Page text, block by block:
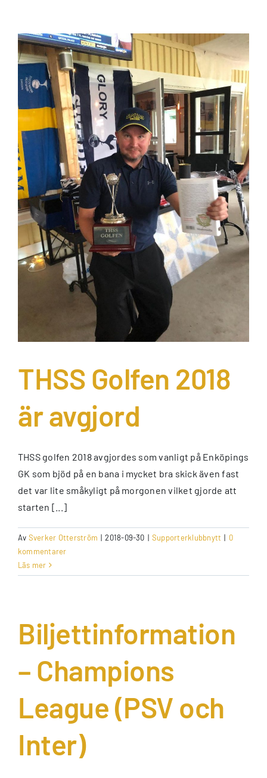
THSS Golfen 2018
är avgjord
THSS golfen 2018 avgjordes som vanligt på Enköpings
GK som bjöd på en bana i mycket bra skick även fast
det var lite småkyligt på morgonen vilket gjorde att
starten [...]
Av Sverker Otterström | 2018-09-30 | Supporterklubbnytt | 0
kommentarer
Läs mer
Biljettinformation
– Champions
League (PSV och
Inter)